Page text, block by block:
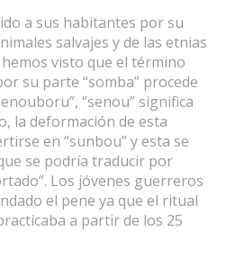
a sus habitantes por su
salvajes y de las etnias
visto que el término
su parte “somba” procede
“senou” significa
la deformación de esta
en “sunbou” y esta se
se podría traducir por
Los jóvenes guerreros
el pene ya que el ritual
a partir de los 25